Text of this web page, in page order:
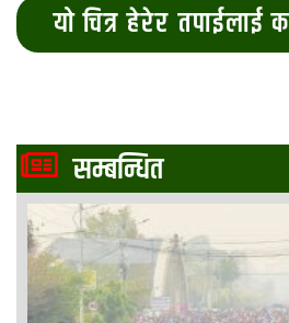
यो चित्र हेरेर तपाईलाई
सम्बन्धित